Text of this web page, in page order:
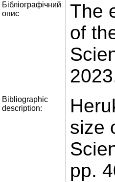
Бібліографічний
опис
The
of
Bibliographic
description:
size
pp.